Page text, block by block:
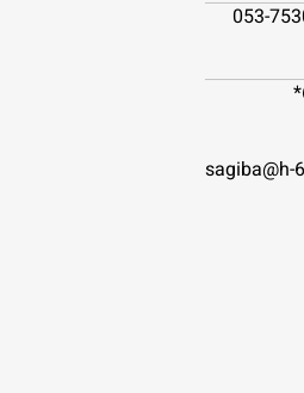
053-
sagiba@h-